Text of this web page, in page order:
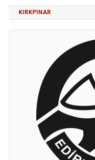
KIRKPINAR